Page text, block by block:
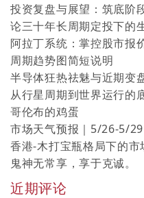
投资复盘与展望：筑底阶
论三十年长周期定投下的
阿拉丁系统：掌控股市报
周期趋势图简短说明
半导体狂热祛魅与近期变
从行星周期到世界运行的
哥伦布的鸡蛋
市场天气预报｜5/26-5/29
香港-木打宝瓶格局下的市
鬼神无常享，享于克诚。
近期评论